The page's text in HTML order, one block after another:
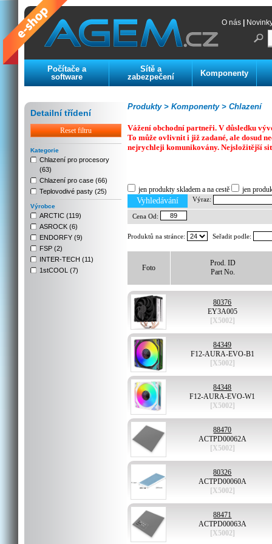
O nás
Počítače a
software
Sítě a
zabezpečení
Komponenty
Detailní třídení
Reset filtru
Kategorie
Chlazení pro procesory
(63)
Chlazení pro case (66)
Teplovodivé pasty (25)
Výrobce
ARCTIC (119)
ASROCK (6)
ENDORFY (9)
FSP (2)
INTER-TECH (11)
1stCOOL (7)
Chlazení
Komponenty >
Produkty >
Vážení obchodní partneři. V důsledku
To může ovlivnit i již zadané, ale dosud
nejrychleji komunikovány. Nejsložitější
jen produkty skladem a na cestě jen
Vyhledávání Výraz:
Cena Od:
Produktů na stránce: Seřadit podle:
Foto
Prod. ID
Part No.
80376
EY3A005
[X5002]
84349
F12-AURA-EVO-B1
[X5002]
84348
F12-AURA-EVO-W1
[X5002]
88470
ACTPD00062A
[X5002]
80326
ACTPD00060A
[X5002]
88471
ACTPD00063A
[X5002]